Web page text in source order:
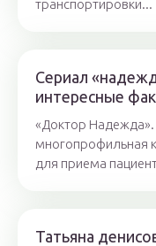
транспортировки...
Сериал
интересные
«Доктор
многопрофильная
для приема
Татьяна